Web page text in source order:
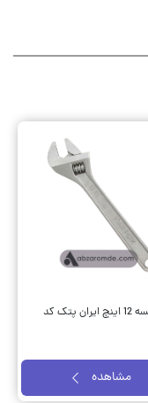
آچار فرانسه 12 اینچ ایران پتک کد
مشاهده